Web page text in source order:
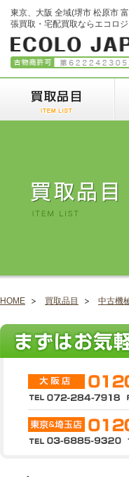
東京、大阪 全域(堺市 松原市
張買取・宅配買取ならエコロ
HOME 買取品目 中古機